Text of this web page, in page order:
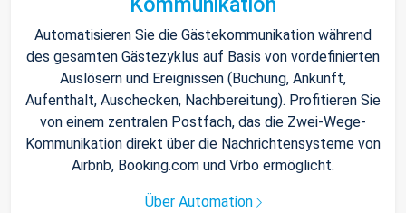
Automatisieren Sie die Gästekommunikation während
des gesamten Gästezyklus auf Basis von vordefinierten
Auslösern und Ereignissen (Buchung, Ankunft,
Aufenthalt, Auschecken, Nachbereitung). Profitieren Sie
von einem zentralen Postfach, das die Zwei-Wege-
Kommunikation direkt über die Nachrichtensysteme von
Airbnb, Booking.com und Vrbo ermöglicht.
Über Automation